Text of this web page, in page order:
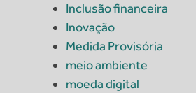
Inclusão financeira
Inovação
Medida Provisória
meio ambiente
moeda digital